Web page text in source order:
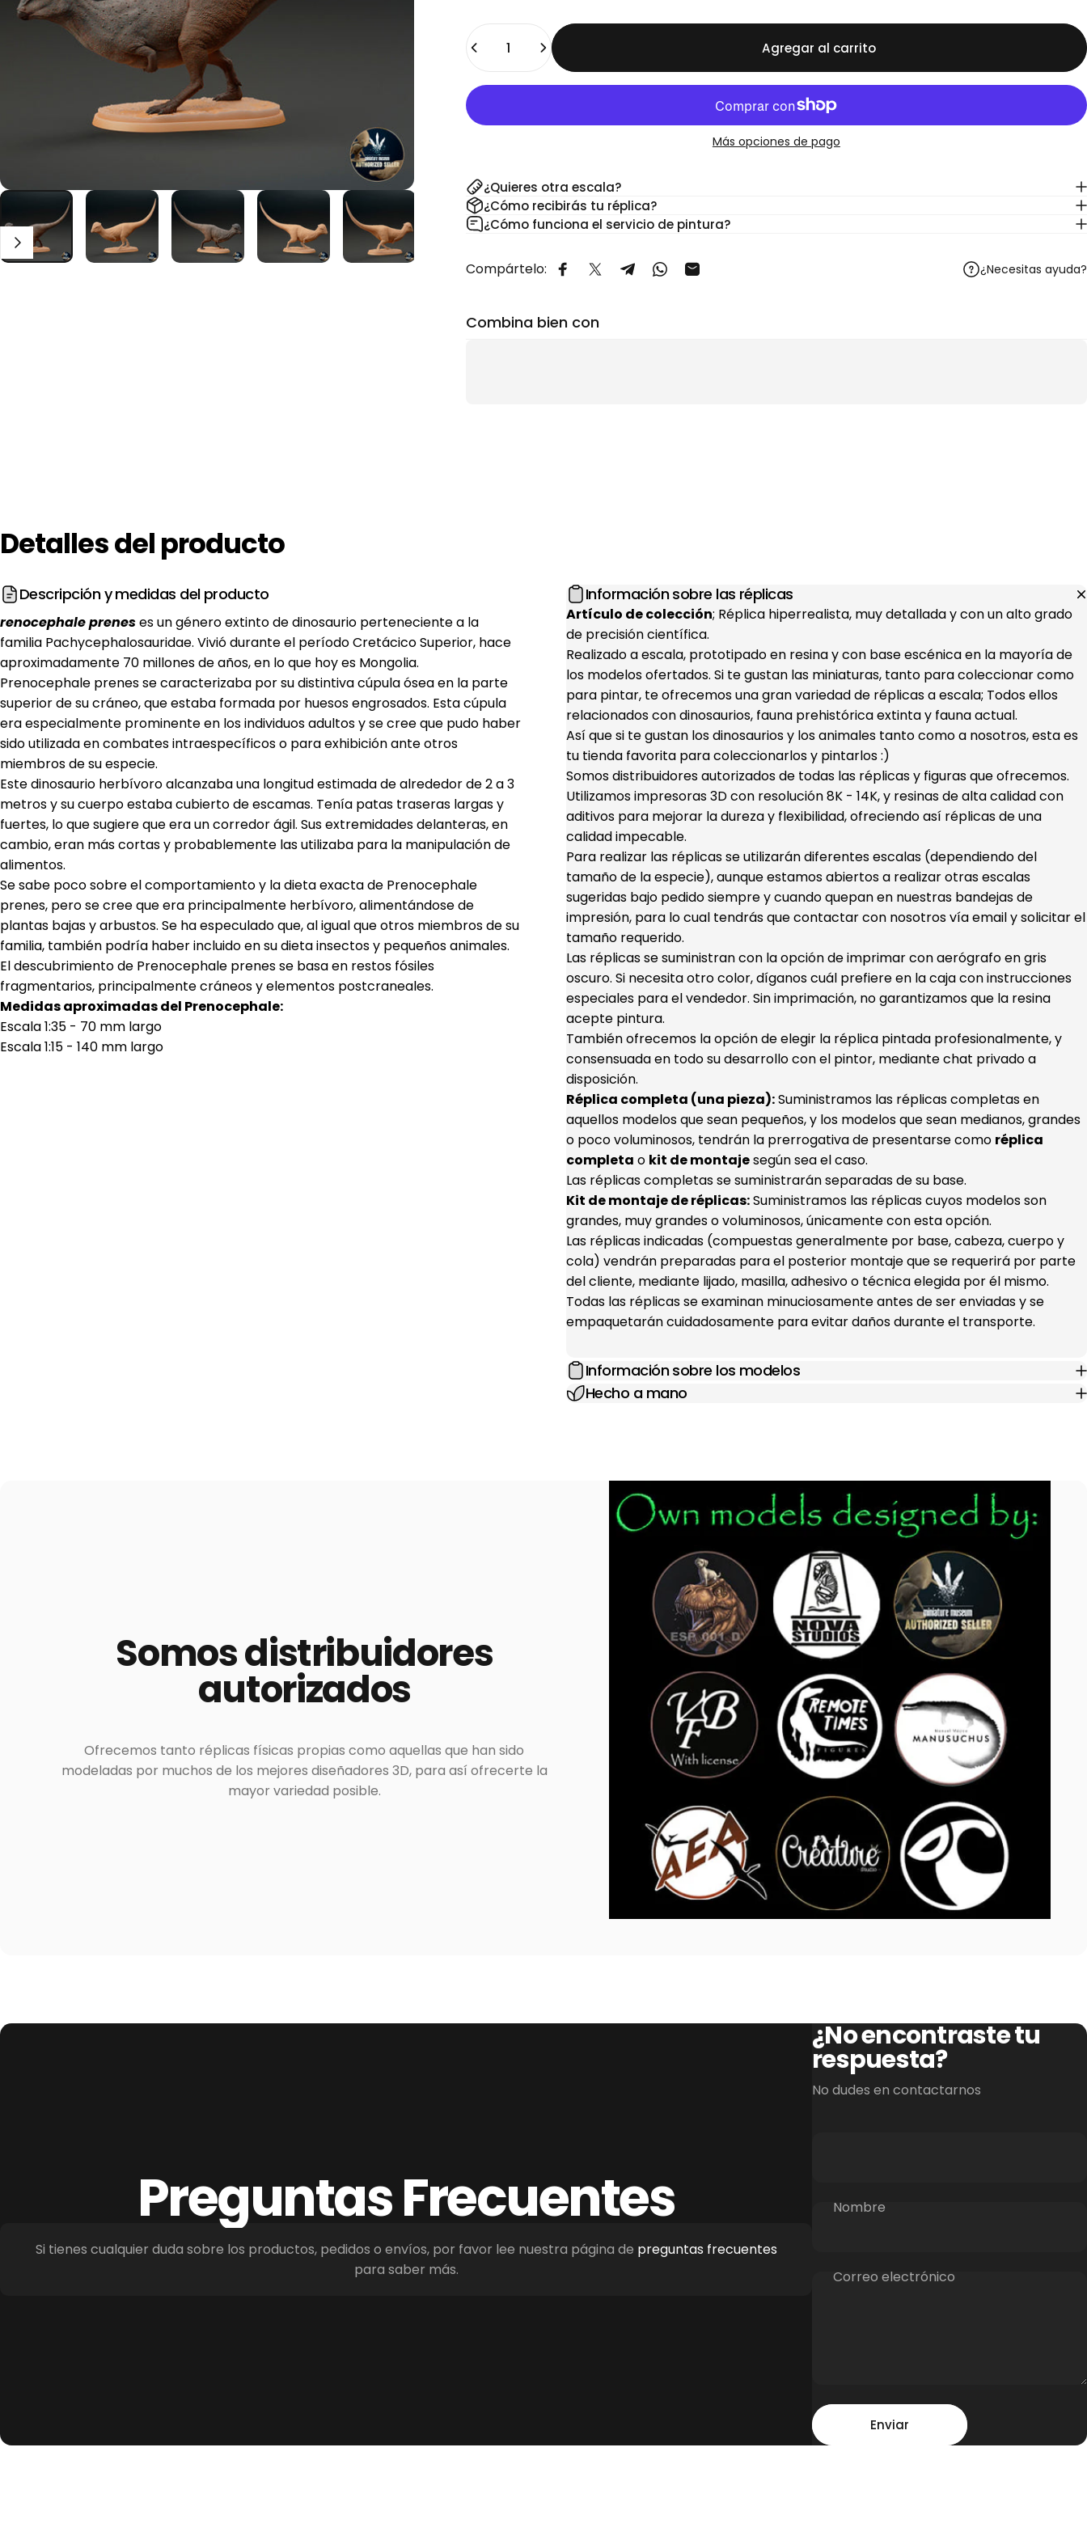
Agregar al carrito
Más opciones de pago
¿Quieres otra escala?
¿Cómo recibirás tu réplica?
¿Cómo funciona el servicio de pintura?
Compártelo: Compartir en Facebook
Compartir en X
Compartir en Telegram
Compartir en WhatsApp
Compartir por correo electrónico ¿Necesitas ayuda?
Combina bien con
Detallesdelproducto
Descripción y medidas del producto
renocephale preneses un género extinto de dinosaurio perteneciente a la
familia Pachycephalosauridae. Vivió durante el período Cretácico Superior, hace
aproximadamente 70 millones de años, en lo que hoy es Mongolia.
Prenocephale prenes se caracterizaba por su distintiva cúpula ósea en la parte
superior de su cráneo, que estaba formada por huesos engrosados. Esta cúpula
era especialmente prominente en los individuos adultos y se cree que pudo haber
sido utilizada en combates intraespecíficos o para exhibición ante otros
miembros de su especie.
Este dinosaurio herbívoro alcanzaba una longitud estimada de alrededor de 2 a 3
metros y su cuerpo estaba cubierto de escamas. Tenía patas traseras largas y
fuertes, lo que sugiere que era un corredor ágil. Sus extremidades delanteras, en
cambio, eran más cortas y probablemente las utilizaba para la manipulación de
alimentos.
Se sabe poco sobre el comportamiento y la dieta exacta de Prenocephale
prenes, pero se cree que era principalmente herbívoro, alimentándose de
plantas bajas y arbustos. Se ha especulado que, al igual que otros miembros de su
familia, también podría haber incluido en su dieta insectos y pequeños animales.
El descubrimiento de Prenocephale prenes se basa en restos fósiles
fragmentarios, principalmente cráneos y elementos postcraneales.
Medidas aproximadas del Prenocephale:
Escala 1:35 - 70 mm largo
Escala 1:15 - 140 mm largo
Información sobre las réplicas
Artículo de colección; Réplica hiperrealista, muy detallada y con un alto grado
de precisión científica.
Realizado a escala, prototipado en resina y con base escénica en la mayoría de
los modelos ofertados. Si te gustan las miniaturas, tanto para coleccionar como
para pintar, te ofrecemos una gran variedad de réplicas a escala; Todos ellos
relacionados con dinosaurios, fauna prehistórica extinta y fauna actual.
Así que si te gustan los dinosaurios y los animales tanto como a nosotros, esta es
tu tienda favorita para coleccionarlos y pintarlos :)
Somos distribuidores autorizados de todas las réplicas y figuras que ofrecemos.
Utilizamos impresoras 3D con resolución 8K - 14K, y resinas de alta calidad con
aditivos para mejorar la dureza y flexibilidad, ofreciendo así réplicas de una
calidad impecable.
Para realizar las réplicas se utilizarán diferentes escalas (dependiendo del
tamaño de la especie), aunque estamos abiertos a realizar otras escalas
sugeridas bajo pedido siempre y cuando quepan en nuestras bandejas de
impresión, para lo cual tendrás que contactar con nosotros vía email y solicitar el
tamaño requerido.
Las réplicas se suministran con la opción de imprimar con aerógrafo en gris
oscuro. Si necesita otro color, díganos cuál prefiere en la caja con instrucciones
especiales para el vendedor. Sin imprimación, no garantizamos que la resina
acepte pintura.
También ofrecemos la opción de elegir la réplica pintada profesionalmente, y
consensuada en todo su desarrollo con el pintor, mediante chat privado a
disposición.
Réplica completa (una pieza):Suministramos las réplicas completas en
aquellos modelos que sean pequeños, y los modelos que sean medianos, grandes
o poco voluminosos, tendrán la prerrogativa de presentarse como réplica
completa o kit de montajesegún sea el caso.
Las réplicas completas se suministrarán separadas de su base.
Kit de montaje de réplicas:Suministramos las réplicas cuyos modelos son
grandes, muy grandes o voluminosos, únicamente con esta opción.
Las réplicas indicadas (compuestas generalmente por base, cabeza, cuerpo y
cola) vendrán preparadas para el posterior montaje que se requerirá por parte
del cliente, mediante lijado, masilla, adhesivo o técnica elegida por él mismo.
Todas las réplicas se examinan minuciosamente antes de ser enviadas y se
empaquetarán cuidadosamente para evitar daños durante el transporte.
Información sobre los modelos
Hecho a mano
Somosdistribuidores
autorizados
Ofrecemos tanto réplicas físicas propias como aquellas que han sido
modeladas por muchos de los mejores diseñadores 3D, para así ofrecerte la
mayor variedad posible.
PreguntasFrecuentes
Si tienes cualquier duda sobre los productos, pedidos o envíos, por favor lee nuestra página de preguntas frecuentes
para saber más.
¿No encontraste tu
respuesta?
No dudes en contactarnos
Nombre
Correo electrónico
Mensaje
Enviar
Enviar